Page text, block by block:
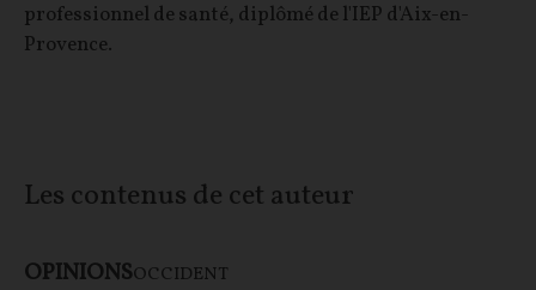
professionnel de santé, diplômé de l'IEP d'Aix-en-
Provence.
Les contenus de cet auteur
OPINIONSOCCIDENT